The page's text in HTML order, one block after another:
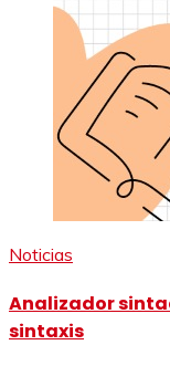
Noticias
Analizador
sintaxis